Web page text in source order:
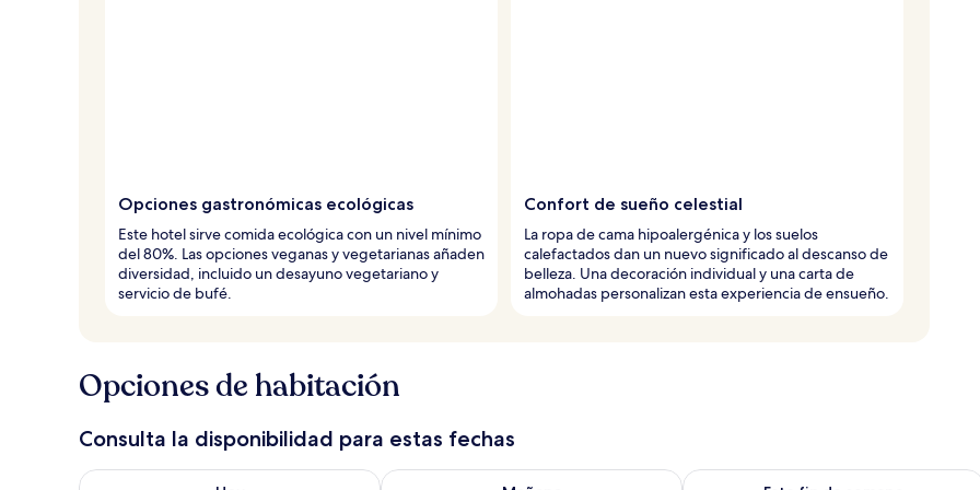
Opciones gastronómicas ecológicas
Este hotel sirve comida ecológica con un nivel mínimo
del 80%. Las opciones veganas y vegetarianas añaden
diversidad, incluido un desayuno vegetariano y
servicio de bufé.
Confort de sueño celestial
La ropa de cama hipoalergénica y los suelos
calefactados dan un nuevo significado al descanso de
belleza. Una decoración individual y una carta de
almohadas personalizan esta experiencia de ensueño.
Opciones de habitación
Consulta la disponibilidad para estas fechas
Consulta la disponibilidad para hoy ago 8 - ago 9Consulta la disponibilidad para mañana ago 9 - ago 10Consulta la disponibilidad para este